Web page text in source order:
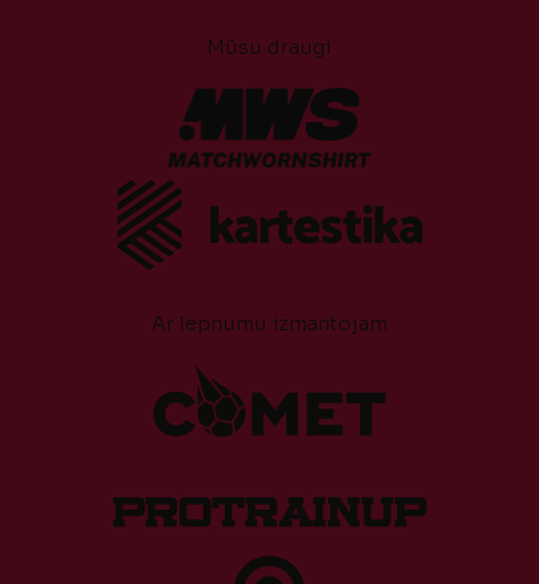
Mūsu draugi
Ar lepnumu izmantojam